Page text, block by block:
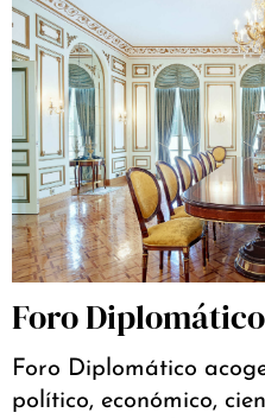
Foro Diplomático
Foro Diplomático
político, económico,